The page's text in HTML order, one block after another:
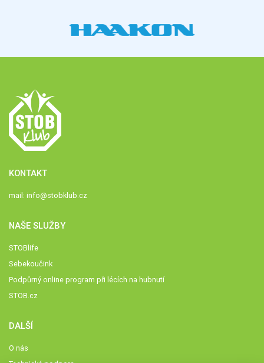
KONTAKT
mail: info@stobklub.cz
NAŠE SLUŽBY
STOBlife
Sebekoučink
Podpůrný online program při lécích na hubnutí
STOB.cz
DALŠÍ
O nás